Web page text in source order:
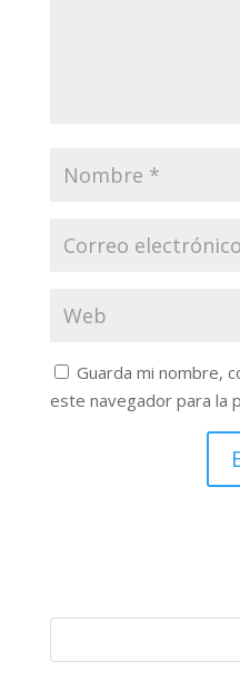
Guarda mi nombre,
este navegador para la